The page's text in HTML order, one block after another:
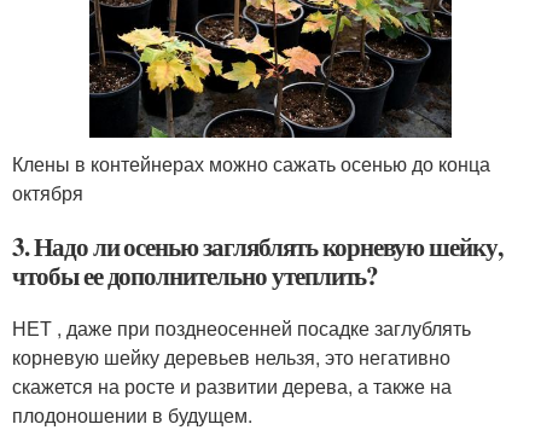
Клены в контейнерах можно сажать осенью до конца
октября
3. Надо ли осенью загляблять корневую шейку,
чтобы ее дополнительно утеплить?
НЕТ , даже при позднеосенней посадке заглублять
корневую шейку деревьев нельзя, это негативно
скажется на росте и развитии дерева, а также на
плодоношении в будущем.